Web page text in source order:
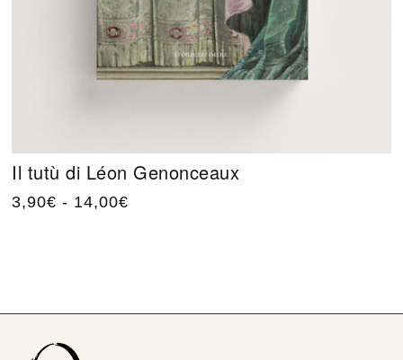
Il tutù di Léon Genonceaux
3,90€ - 14,00€